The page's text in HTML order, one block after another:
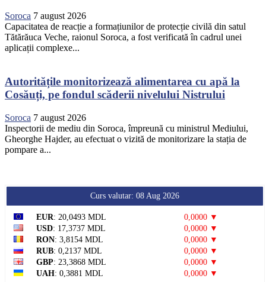
Soroca 7 august 2026
Capacitatea de reacție a formațiunilor de protecție civilă din satul
Tătărăuca Veche, raionul Soroca, a fost verificată în cadrul unei
aplicații complexe...
Autoritățile monitorizează alimentarea cu apă la
Cosăuți, pe fondul scăderii nivelului Nistrului
Soroca 7 august 2026
Inspectorii de mediu din Soroca, împreună cu ministrul Mediului,
Gheorghe Hajder, au efectuat o vizită de monitorizare la stația de
pompare a...
Curs valutar: 08 Aug 2026
EUR: 20,0493 MDL
0,0000 ▼
USD: 17,3737 MDL
0,0000 ▼
RON: 3,8154 MDL
0,0000 ▼
RUB: 0,2137 MDL
0,0000 ▼
GBP: 23,3868 MDL
0,0000 ▼
UAH: 0,3881 MDL 0,0000 ▼